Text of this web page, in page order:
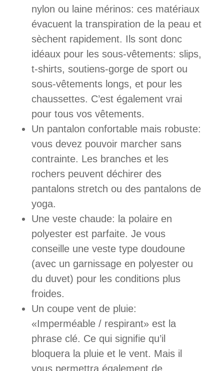
nylon ou laine mérinos: ces matériaux
évacuent la transpiration de la peau et
sèchent rapidement. Ils sont donc
idéaux pour les sous-vêtements: slips,
t-shirts, soutiens-gorge de sport ou
sous-vêtements longs, et pour les
chaussettes. C’est également vrai
pour tous vos vêtements.
Un pantalon confortable mais robuste:
vous devez pouvoir marcher sans
contrainte. Les branches et les
rochers peuvent déchirer des
pantalons stretch ou des pantalons de
yoga.
Une veste chaude: la polaire en
polyester est parfaite. Je vous
conseille une veste type doudoune
(avec un garnissage en polyester ou
du duvet) pour les conditions plus
froides.
Un coupe vent de pluie:
«Imperméable / respirant» est la
phrase clé. Ce qui signifie qu’il
bloquera la pluie et le vent. Mais il
vous permettra également de